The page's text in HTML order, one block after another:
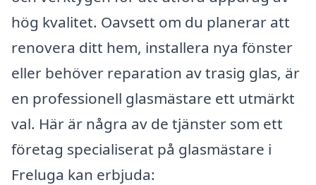
hög kvalitet. Oavsett om du planerar att
renovera ditt hem, installera nya fönster
eller behöver reparation av trasig glas, är
en professionell glasmästare ett utmärkt
val. Här är några av de tjänster som ett
företag specialiserat på glasmästare i
Freluga kan erbjuda: